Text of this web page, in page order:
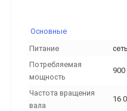
Основные
Питание
сеть
Потребляемая
мощность
900
Частота вращения
вала
16